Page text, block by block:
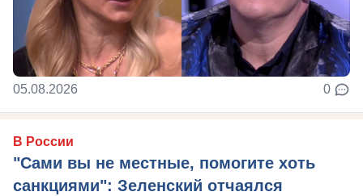
05.08.2026 0
В России
"Сами вы не местные, помогите хоть
санкциями": Зеленский отчаялся